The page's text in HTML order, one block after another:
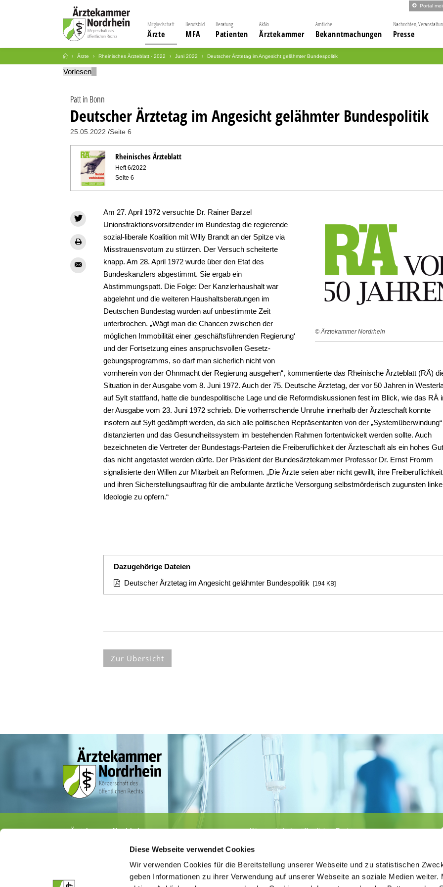
Diese Webseite verwendet Cookies
Wir verwenden Cookies für die Bereitstellung unserer Webseite und zu statistischen
geben Informationen zu ihrer Verwendung auf unserer Webseite an soziale Medien weiter.
Portal
Mitgliedschaft
Ärzte
Berufsbild
MFA
Beratung
Patienten
ÄkNo
Ärztekammer
Amtliche
Bekanntmachungen
Nachrichten,
Presse
Ärzte Rheinisches Ärzteblatt - 2022 Juni 2022 Deutscher Ärztetag im Angesicht gelähmter Bundespolitik
Vorlesen
Patt in Bonn
Deutscher Ärztetag im Angesicht gelähmter Bundespolitik
25.05.2022 Seite 6
Rheinisches Ärzteblatt
Heft 6/2022
Seite 6
© Ärztekammer Nordrhein
Am 27. April 1972 versuchte Dr. Rainer Barzel
Unionsfraktionsvorsitzender im Bundestag die regierende
sozial-liberale Koalition mit Willy Brandt an der Spitze via
Misstrauensvotum zu stürzen. Der Versuch scheiterte
knapp. Am ­28. April 1972 wurde über den Etat des
Bundeskanzlers abgestimmt. Sie ergab ein
Abstimmungspatt. Die Folge: Der Kanzlerhaushalt war
abgelehnt und die weiteren Haushaltsberatungen im
Deutschen Bundestag wurden auf unbestimmte Zeit
unterbrochen. „Wägt man die Chancen zwischen der
möglichen Immobilität einer ‚geschäftsführenden Regierung‘
und der ­Fortsetzung eines anspruchsvollen Gesetz­
gebungsprogramms, so darf man sicherlich nicht von
vornherein von der Ohnmacht der Regierung ausgehen“, kommentierte das Rheinische Ärzteblatt (RÄ)
Situation in der Ausgabe vom 8. Juni 1972. Auch der 75. Deutsche Ärztetag, der vor 50 Jahren in
auf Sylt stattfand, hatte die bundespolitische Lage und die Reformdiskussionen fest im Blick, wie das RÄ
der Ausgabe vom 23. Juni 1972 schrieb. Die vorherrschende Unruhe innerhalb der Ärzteschaft konnte
insofern auf Sylt gedämpft werden, da sich alle politischen Repräsentanten von der „Systemüberwindung“
distanzierten und das Gesundheits­system im bestehenden Rahmen fortent­wickelt werden sollte. Auch
bezeichneten die Vertreter der Bundestags-Parteien die Freiberuflichkeit der Ärzteschaft als ein hohes
das nicht angetastet werden dürfe. Der Präsident der Bundesärztekammer Professor Dr. Ernst Fromm
signalisierte den Willen zur Mitarbeit an Reformen. „Die Ärzte seien aber nicht gewillt, ihre Freiberuflichkeit
und ihren Sicherstellungsauftrag für die ambulante ärztliche Versorgung selbstmörderisch zugunsten
Ideologie zu opfern.“
Dazugehörige Dateien
Deutscher Ärztetag im Angesicht gelähmter Bundespolitik
[194 KB]
Zur Übersicht
Ärztekammer Nordrhein
· Fax 0211 / 4302 2009
aerztekammer@aekno.de
Körperschaft des öffentlichen Rechts